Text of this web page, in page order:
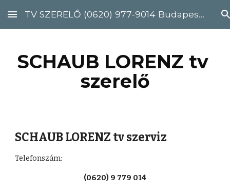
Skip to main content Skip to navigation
TV SZERELŐ (0620) 977-9014 Budapest, Pest megye
SCHAUB LORENZ tv
szerelő
SCHAUB LORENZ tv szerviz
Telefonszám:
(0620) 9 779 014